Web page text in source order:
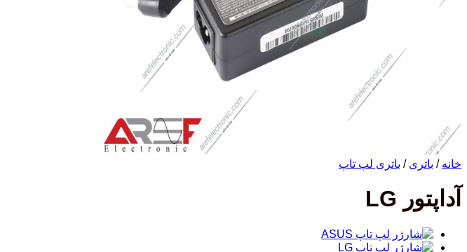
خانه / باتری / باتری لپ تاپ
آداپتور LG